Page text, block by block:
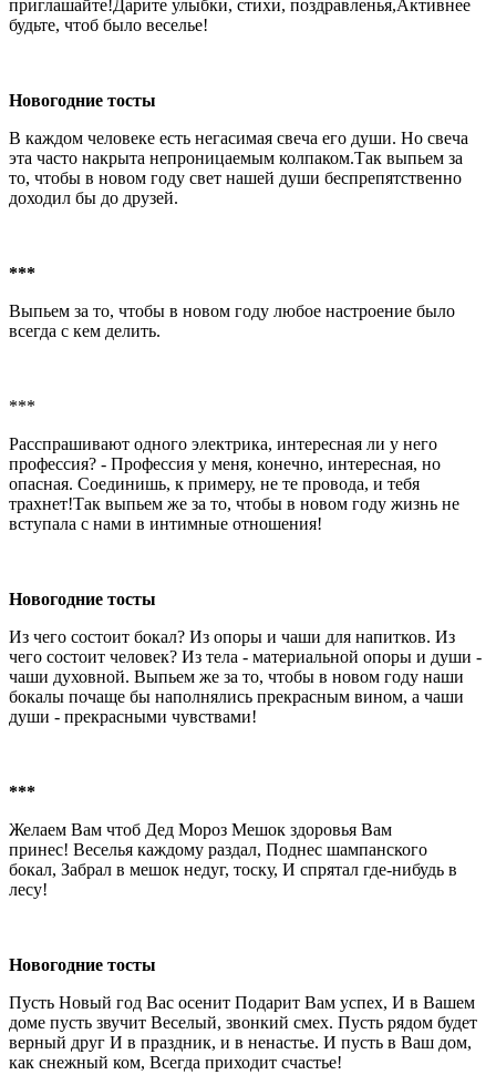
приглашайте!Дарите улыбки, стихи, поздравленья,Активнее
будьте, чтоб было веселье!
Новогодние тосты
В каждом человеке есть негасимая свеча его души. Но свеча
эта часто накрыта непроницаемым колпаком.Так выпьем за
то, чтобы в новом году свет нашей души беспрепятственно
доходил бы до друзей.
***
Выпьем за то, чтобы в новом году любое настроение было
всегда с кем делить.
***
Расспрашивают одного электрика, интересная ли у него
профессия? - Профессия у меня, конечно, интересная, но
опасная. Соединишь, к примеру, не те провода, и тебя
трахнет!Так выпьем же за то, чтобы в новом году жизнь не
вступала с нами в интимные отношения!
Новогодние тосты
Из чего состоит бокал? Из опоры и чаши для напитков. Из
чего состоит человек? Из тела - материальной опоры и души -
чаши духовной. Выпьем же за то, чтобы в новом году наши
бокалы почаще бы наполнялись прекрасным вином, а чаши
души - прекрасными чувствами!
***
Желаем Вам чтоб Дед Мороз Мешок здоровья Вам
принес! Веселья каждому раздал, Поднес шампанского
бокал, Забрал в мешок недуг, тоску, И спрятал где-нибудь в
лесу!
Новогодние тосты
Пусть Новый год Вас осенит Подарит Вам успех, И в Вашем
доме пусть звучит Веселый, звонкий смех. Пусть рядом будет
верный друг И в праздник, и в ненастье. И пусть в Ваш дом,
как снежный ком, Всегда приходит счастье!